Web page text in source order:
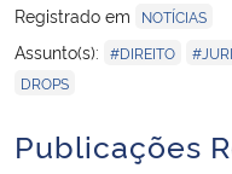
Registrado em
NOTÍCIAS
Assunto(s): #DIREITO
DROPS
Publicações